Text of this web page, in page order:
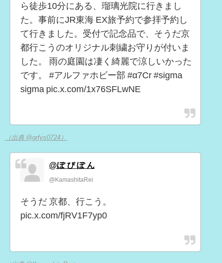
ら徒歩10分にある、瑠璃光院に行きまし
た。事前にJR東海 EX旅予約で参拝予約し
て行きました。受付で記念品で、そうだ京
都行こうのオリジナル刺繍お守りが付いま
した。 雨の庭園は凄く綺麗で涼しいかった
です。 #アルファホビー部 #α7Cr #sigma
sigma pic.x.com/1x76SFLwNE
（出典 @grfys0724）
@ぽ ぴ ぽ ん
@KamashitaRei
そうだ 京都、行こう。
pic.x.com/fjRV1F7yp0